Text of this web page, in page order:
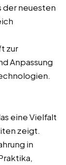
der neuesten
zur
Anpassung
eine Vielfalt
zeigt.
in